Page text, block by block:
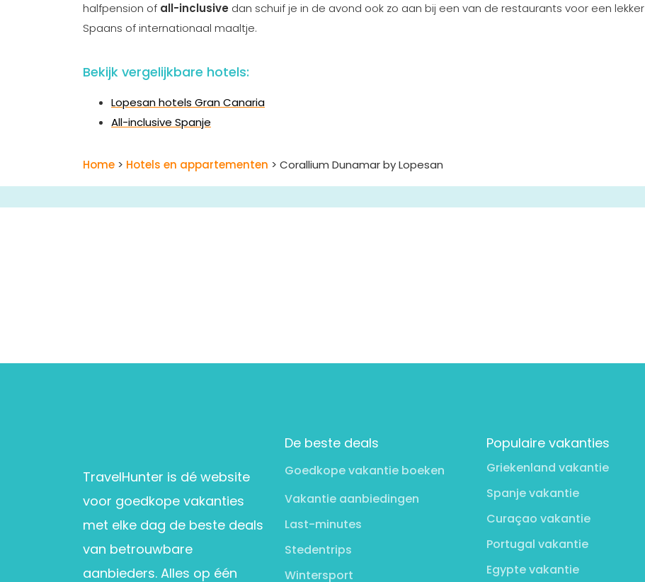
halfpension of all-inclusive dan schuif je in de avond ook zo aan bij een van de restaurants voor een lekker
Spaans of internationaal maaltje.
Bekijk vergelijkbare hotels:
Lopesan hotels Gran Canaria
All-inclusive Spanje
Home > Hotels en appartementen > Corallium Dunamar by Lopesan
TravelHunter is dé website
voor goedkope vakanties
met elke dag de beste deals
van betrouwbare
aanbieders. Alles op één
De beste deals
Goedkope vakantie boeken
Vakantie aanbiedingen
Last-minutes
Stedentrips
Wintersport
Populaire vakanties
Griekenland vakantie
Spanje vakantie
Curaçao vakantie
Portugal vakantie
Egypte vakantie